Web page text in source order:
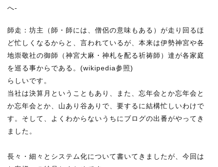
約款
情報セキュリティ
プライバシーポリシー
へ-
師走：坊主（師・師には、僧侶の意味もある）が走り回るほ
ど忙しくなるからと、言われているが、本来は伊勢神宮や各
地崇敬社の御師（神宮大麻・神札を配る祈祷師）達が各家庭
を巡る事からである。(wikipedia参照)
らしいです。
当社は決算月ということもあり、また、忘年会とか忘年会と
か忘年会とか、山あり谷ありで、要するに結構忙しいわけで
す。そして、よくわからないうちにブログの出番がやってき
ました。
長々・細々とシステム化について書いてきましたが、今回は